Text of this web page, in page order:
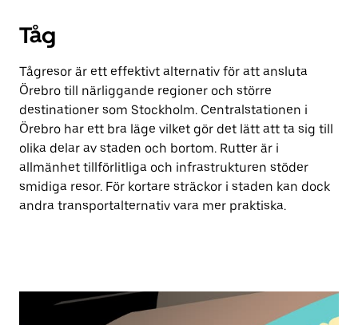
Tåg
Tågresor är ett effektivt alternativ för att ansluta
Örebro till närliggande regioner och större
destinationer som Stockholm. Centralstationen i
Örebro har ett bra läge vilket gör det lätt att ta sig till
olika delar av staden och bortom. Rutter är i
allmänhet tillförlitliga och infrastrukturen stöder
smidiga resor. För kortare sträckor i staden kan dock
andra transportalternativ vara mer praktiska.